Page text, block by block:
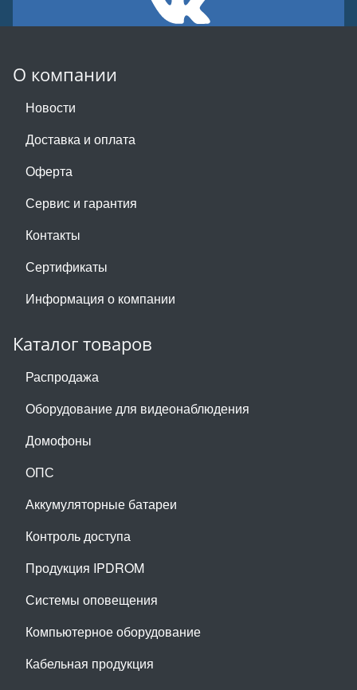
О компании
Новости
Доставка и оплата
Оферта
Сервис и гарантия
Контакты
Сертификаты
Информация о компании
Каталог товаров
Распродажа
Оборудование для видеонаблюдения
Домофоны
ОПС
Аккумуляторные батареи
Контроль доступа
Продукция IPDROM
Системы оповещения
Компьютерное оборудование
Кабельная продукция